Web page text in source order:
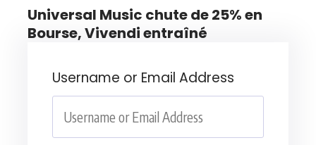
Universal Music chute de 25% en
Bourse, Vivendi entraîné
Username or Email Address